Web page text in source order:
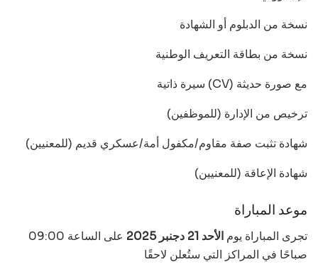
نسخة من الدبلوم أو الشهادة
نسخة من بطاقة التعريف الوطنية
سيرة ذاتية (CV) مع صورة حديثة
ترخيص من الإدارة (للموظفين)
شهادة تثبت صفة مقاوم/مكفول أمة/عسكري قديم (للمعنيين)
شهادة الإعاقة (للمعنيين)
موعد المباراة
تجرى المباراة يوم الأحد 21 دجنبر 2025
على الساعة 09:00
صباحًا في المراكز التي ستُعلن لاحقًا